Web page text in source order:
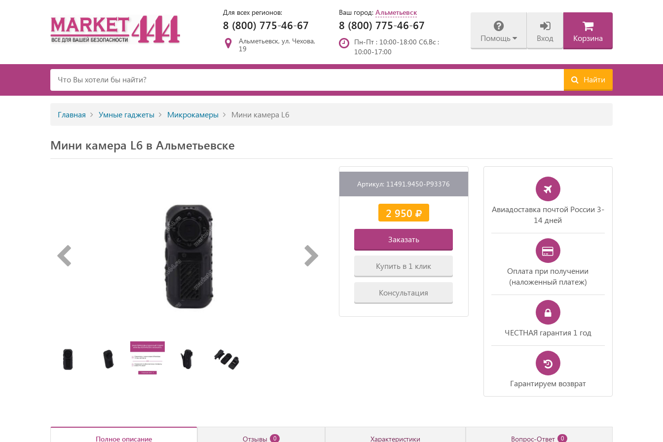
Для всех регионов:
8 (800) 775-46-67
Ваш город: Альметьевск
8 (800) 775-46-67
Альметьевск, ул. Чехова,
19
Пн-Пт : 10:00-18:00 Сб,Вс :
10:00-17:00
Помощь Вход Корзина
Найти
Главная Умные гаджеты Микрокамеры Мини камера L6
Мини камера L6 в Альметьевске
Артикул: 11491.9450-P93376
2 950
Заказать
Купить в 1 клик
Консультация
Авиадоставка почтой России 3-
14 дней
Оплата при получении
(наложенный платеж)
ЧЕСТНАЯ гарантия 1 год
Гарантируем возврат
Полное описание Отзывы 0 Характеристики Вопрос-Ответ 0